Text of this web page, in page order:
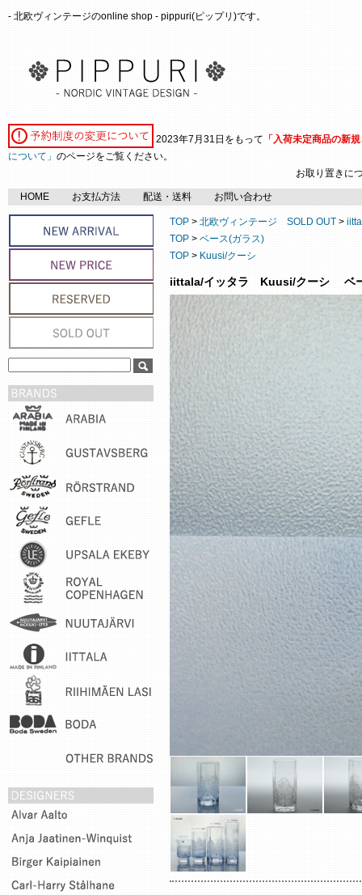
- 北欧ヴィンテージのonline shop - pippuri(ピップリ)です。
2023年7月31日をもって 「入荷未定商品の新
について」 のページをご覧ください。
お取り置きに
HOME お支払方法 配送・送料 お問い合わせ
TOP > 北欧ヴィンテージ SOLD OUT >
TOP > ベース(ガラス)
TOP > Kuusi/クーシ
iittala/イッタラ Kuusi/クーシ ベ